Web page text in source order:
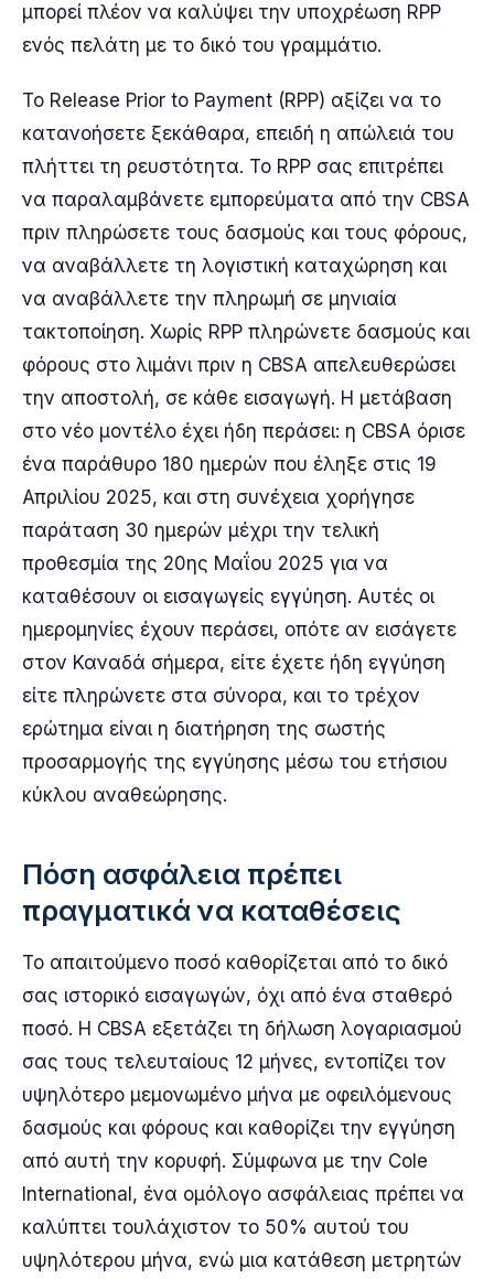
μπορεί πλέον να καλύψει την υποχρέωση RPP
ενός πελάτη με το δικό του γραμμάτιο.
Το Release Prior to Payment (RPP) αξίζει να το
κατανοήσετε ξεκάθαρα, επειδή η απώλειά του
πλήττει τη ρευστότητα. Το RPP σας επιτρέπει
να παραλαμβάνετε εμπορεύματα από την CBSA
πριν πληρώσετε τους δασμούς και τους φόρους,
να αναβάλλετε τη λογιστική καταχώρηση και
να αναβάλλετε την πληρωμή σε μηνιαία
τακτοποίηση. Χωρίς RPP πληρώνετε δασμούς και
φόρους στο λιμάνι πριν η CBSA απελευθερώσει
την αποστολή, σε κάθε εισαγωγή. Η μετάβαση
στο νέο μοντέλο έχει ήδη περάσει: η CBSA όρισε
ένα παράθυρο 180 ημερών που έληξε στις 19
Απριλίου 2025, και στη συνέχεια χορήγησε
παράταση 30 ημερών μέχρι την τελική
προθεσμία της 20ης Μαΐου 2025 για να
καταθέσουν οι εισαγωγείς εγγύηση. Αυτές οι
ημερομηνίες έχουν περάσει, οπότε αν εισάγετε
στον Καναδά σήμερα, είτε έχετε ήδη εγγύηση
είτε πληρώνετε στα σύνορα, και το τρέχον
ερώτημα είναι η διατήρηση της σωστής
προσαρμογής της εγγύησης μέσω του ετήσιου
κύκλου αναθεώρησης.
Πόση ασφάλεια πρέπει
πραγματικά να καταθέσεις
Το απαιτούμενο ποσό καθορίζεται από το δικό
σας ιστορικό εισαγωγών, όχι από ένα σταθερό
ποσό. Η CBSA εξετάζει τη δήλωση λογαριασμού
σας τους τελευταίους 12 μήνες, εντοπίζει τον
υψηλότερο μεμονωμένο μήνα με οφειλόμενους
δασμούς και φόρους και καθορίζει την εγγύηση
από αυτή την κορυφή. Σύμφωνα με την Cole
International, ένα ομόλογο ασφάλειας πρέπει να
καλύπτει τουλάχιστον το 50% αυτού του
υψηλότερου μήνα, ενώ μια κατάθεση μετρητών